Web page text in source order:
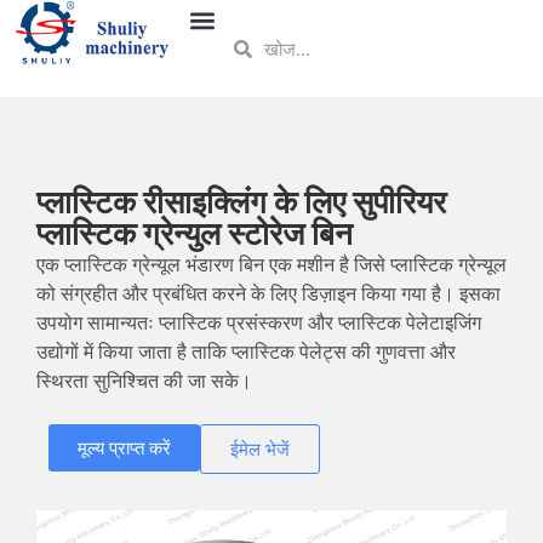
प्लास्टिक रीसाइक्लिंग के लिए सुपीरियर
प्लास्टिक ग्रेन्युल स्टोरेज बिन
एक प्लास्टिक ग्रेन्यूल भंडारण बिन एक मशीन है जिसे प्लास्टिक ग्रेन्यूल
को संग्रहीत और प्रबंधित करने के लिए डिज़ाइन किया गया है। इसका
उपयोग सामान्यतः प्लास्टिक प्रसंस्करण और प्लास्टिक पेलेटाइजिंग
उद्योगों में किया जाता है ताकि प्लास्टिक पेलेट्स की गुणवत्ता और
स्थिरता सुनिश्चित की जा सके।
मूल्य प्राप्त करें ईमेल भेजें